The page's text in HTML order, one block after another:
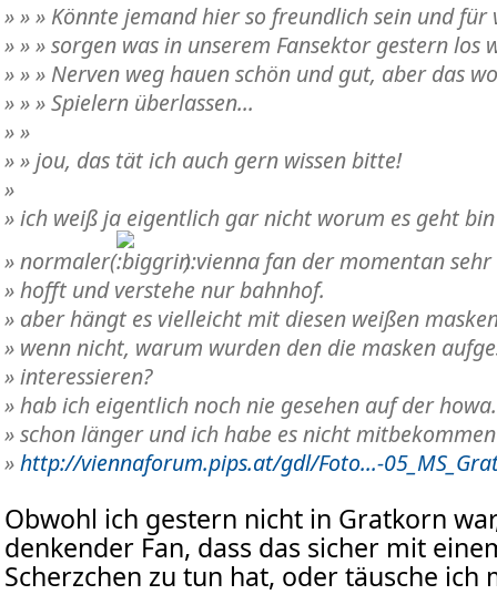
» » » Könnte jemand hier so freundlich sein und
» » » sorgen was in unserem Fansektor gestern los
» » » Nerven weg hauen schön und gut, aber das
» » » Spielern überlassen...
» »
» » jou, das tät ich auch gern wissen bitte!
»
» ich weiß ja eigentlich gar nicht worum es geht
» normaler(
) vienna fan der momentan
» hofft und verstehe nur bahnhof.
» aber hängt es vielleicht mit diesen weißen
» wenn nicht, warum wurden den die masken
» interessieren?
» hab ich eigentlich noch nie gesehen auf der
» schon länger und ich habe es nicht
»http://viennaforum.pips.at/gdl/Foto...-
Obwohl ich gestern nicht in Gratkorn
denkender Fan, dass das sicher mit
Scherzchen zu tun hat, oder täusche ich